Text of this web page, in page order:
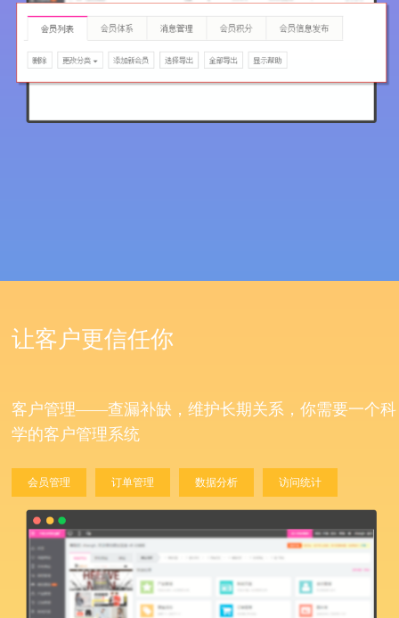
让客户更信任你
客户管理——查漏补缺，维护长期关系，你需要一个科
学的客户管理系统
会员管理 订单管理 数据分析 访问统计